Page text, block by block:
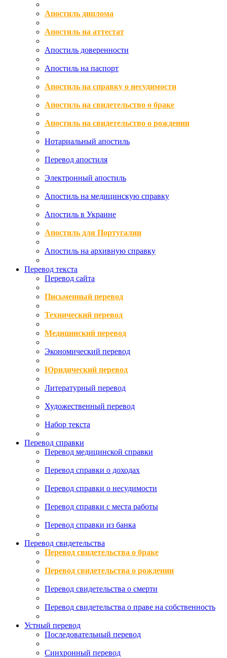
Апостиль диплома
Апостиль на аттестат
Апостиль доверенности
Апостиль на паспорт
Апостиль на справку о несудимости
Апостиль на свидетельство о браке
Апостиль на свидетельство о рождении
Нотариальный апостиль
Перевод апостиля
Электронный апостиль
Апостиль на медицинскую справку
Апостиль в Украине
Апостиль для Португалии
Апостиль на архивную справку
Перевод текста
Перевод сайта
Письменный перевод
Технический перевод
Медицинский перевод
Экономический перевод
Юридический перевод
Литературный перевод
Художественный перевод
Набор текста
Перевод справки
Перевод медицинской справки
Перевод справки о доходах
Перевод справки о несудимости
Перевод справки с места работы
Перевод справки из банка
Перевод свидетельства
Перевод свидетельства о браке
Перевод свидетельства о рождении
Перевод свидетельства о смерти
Перевод свидетельства о праве на собственность
Устный перевод
Последовательный перевод
Синхронный перевод